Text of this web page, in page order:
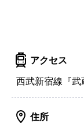
アクセス
西武新宿線『
住所